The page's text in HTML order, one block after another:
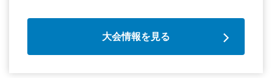
大会情報を見る